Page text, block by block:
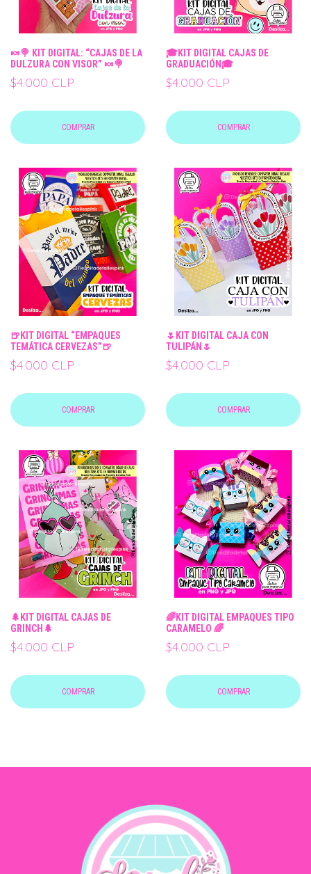
🍬🍭 KIT DIGITAL: “CAJAS DE LA
DULZURA CON VISOR” 🍬🍭
$4.000 CLP
COMPRAR
🎓KIT DIGITAL CAJAS DE
GRADUACIÓN🎓
$4.000 CLP
COMPRAR
🍺KIT DIGITAL “EMPAQUES
TEMÁTICA CERVEZAS”🍺
$4.000 CLP
COMPRAR
🌷KIT DIGITAL CAJA CON
TULIPÁN🌷
$4.000 CLP
COMPRAR
🌲KIT DIGITAL CAJAS DE
GRINCH🌲
$4.000 CLP
COMPRAR
🌈KIT DIGITAL EMPAQUES TIPO
CARAMELO 🌈
$4.000 CLP
COMPRAR